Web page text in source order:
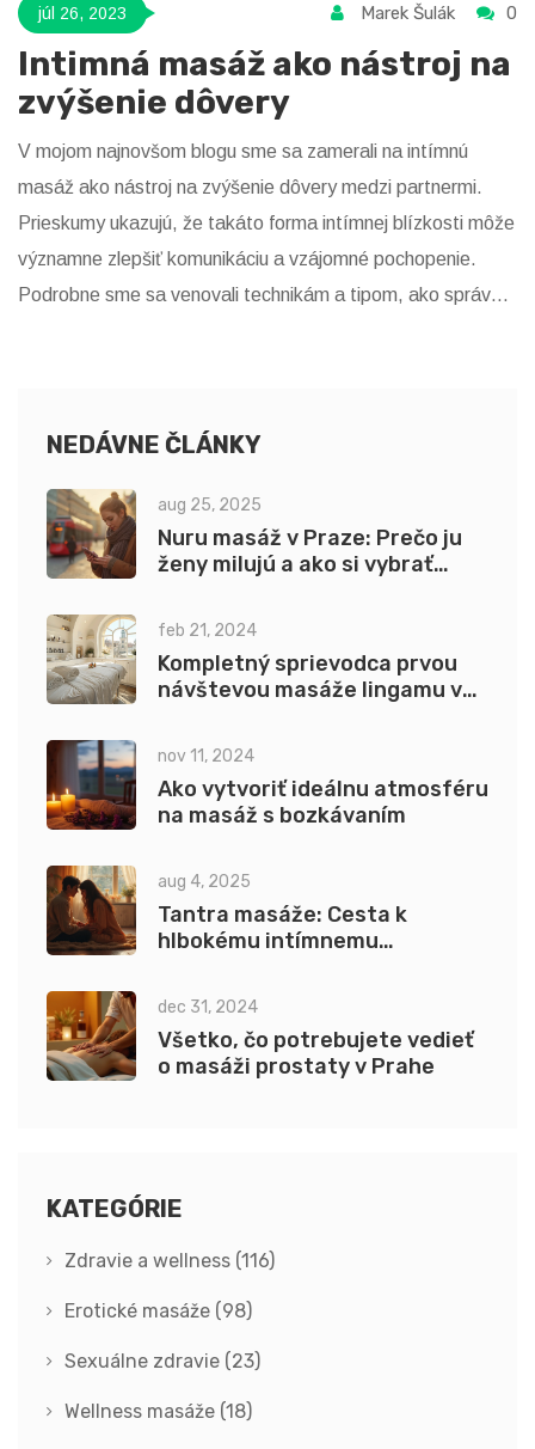
júl 26, 2023 Marek Šulák 0
Intimná masáž ako nástroj na
zvýšenie dôvery
V mojom najnovšom blogu sme sa zamerali na intímnú
masáž ako nástroj na zvýšenie dôvery medzi partnermi.
Prieskumy ukazujú, že takáto forma intímnej blízkosti môže
významne zlepšiť komunikáciu a vzájomné pochopenie.
Podrobne sme sa venovali technikám a tipom, ako správne
masáž môže byť mocným nástrojom pre hlbšiu emocionálnu
NEDÁVNE ČLÁNKY
aug 25, 2025
Nuru masáž v Praze: Prečo ju
ženy milujú a ako si vybrať
feb 21, 2024
Kompletný sprievodca prvou
návštevou masáže lingamu v
nov 11, 2024
Ako vytvoriť ideálnu atmosféru
na masáž s bozkávaním
aug 4, 2025
Tantra masáže: Cesta k
hlbokému intímnemu
dec 31, 2024
Všetko, čo potrebujete vedieť
o masáži prostaty v Prahe
KATEGÓRIE
Zdravie a wellness (116)
Erotické masáže (98)
Sexuálne zdravie (23)
Wellness masáže (18)